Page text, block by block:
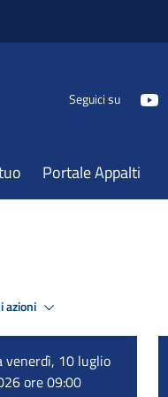
Seguici su
Portale Appalti
azioni
venerdì, 10 luglio
ore 09:00